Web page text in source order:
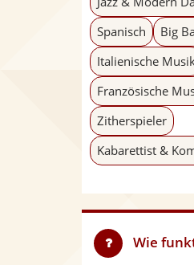
Spanisch
Big
Italienische
Französische
Zitherspieler
Kabarettist &
Wie